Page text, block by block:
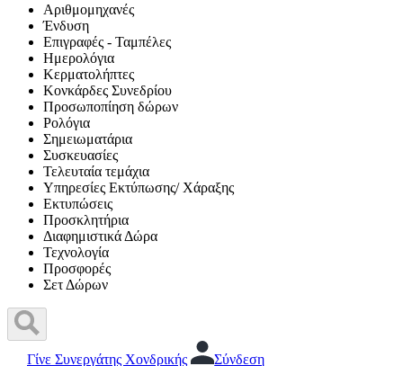
Αριθμομηχανές
Ένδυση
Επιγραφές - Ταμπέλες
Ημερολόγια
Κερματολήπτες
Κονκάρδες Συνεδρίου
Προσωποπίηση δώρων
Ρολόγια
Σημειωματάρια
Συσκευασίες
Τελευταία τεμάχια
Υπηρεσίες Εκτύπωσης/ Χάραξης
Εκτυπώσεις
Προσκλητήρια
Διαφημιστικά Δώρα
Τεχνολογία
Προσφορές
Σετ Δώρων
Γίνε Συνεργάτης Χονδρικής Σύνδεση